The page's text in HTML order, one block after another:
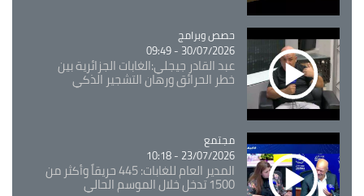
Catégorie
حصص وبرامج
30/07/2026 - 09:49
عبد القادر جيجلي:الغابات الجزائرية بين
خطر الحرائق ورهان التشجير الذكي
Catégorie
مجتمع
23/07/2026 - 10:18
المدير العام للغابات: 445 حريقاً وأكثر من
1500 تدخل خلال الموسم الحالي